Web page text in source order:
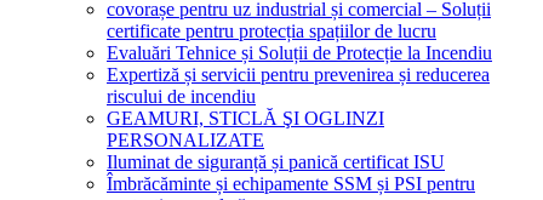
covorașe pentru uz industrial și comercial – Soluții
certificate pentru protecția spațiilor de lucru
Evaluări Tehnice și Soluții de Protecție la Incendiu
Expertiză și servicii pentru prevenirea și reducerea
riscului de incendiu
GEAMURI, STICLĂ ŞI OGLINZI
PERSONALIZATE
Iluminat de siguranță și panică certificat ISU
Îmbrăcăminte și echipamente SSM și PSI pentru